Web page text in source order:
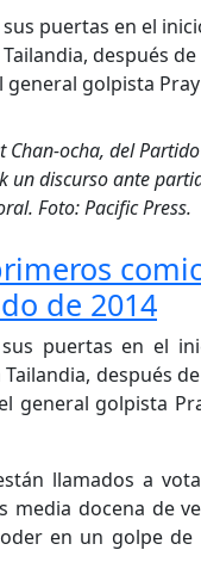
ocha, del
un discurso ante
Foto: Pacific Press.
de 2014
puertas en el
después
general golpista
llamados a
media docena de
en un golpe de